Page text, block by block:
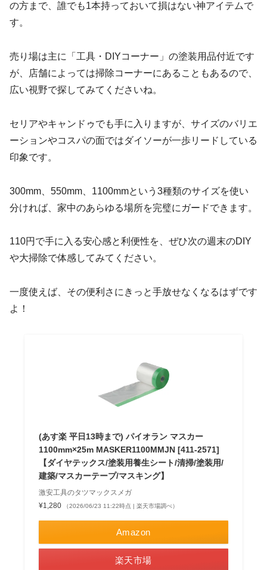
の方まで、誰でも1本持っておいて損はない神アイテムで
す。
売り場は主に「工具・DIYコーナー」の塗装用品付近です
が、店舗によっては掃除コーナーにあることもあるので、
広い視野で探してみてくださいね。
セリアやキャンドゥでも手に入りますが、サイズのバリエ
ーションやコスパの面ではダイソーが一歩リードしている
印象です。
300mm、550mm、1100mmという3種類のサイズを使い
分ければ、家中のあらゆる場所を完璧にガードできます。
110円で手に入る安心感と利便性を、ぜひ次の週末のDIY
や大掃除で体感してみてください。
一度使えば、その便利さにきっと手放せなくなるはずです
よ！
(あす楽 平日13時まで) パイオラン マスカー
1100mm×25m MASKER1100MMJN [411-2571]
【ダイヤテックス/塗装用養生シート/清掃/塗装用/
建築/マスカーテープ/マスキング】
激安工具のタツマックスメガ
¥1,280
（2026/06/23 11:22時点 | 楽天市場調べ）
Amazon
楽天市場